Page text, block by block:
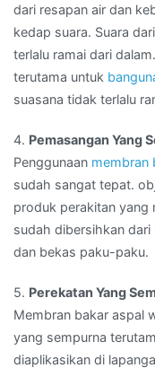
dari resapan air dan
kedap suara. Suara
terlalu ramai dari
terutama untuk
suasana tidak terlalu
4. Pemasangan Yang
Penggunaan membran
sudah sangat tepat.
produk perakitan yang
sudah dibersihkan
dan bekas paku-paku.
5. Perekatan Yang
Membran bakar aspal
yang sempurna
diaplikasikan di